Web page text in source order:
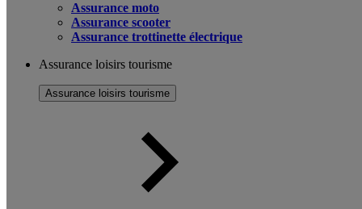
Assurance moto
Assurance scooter
Assurance trottinette électrique
Assurance loisirs tourisme
Assurance loisirs tourisme